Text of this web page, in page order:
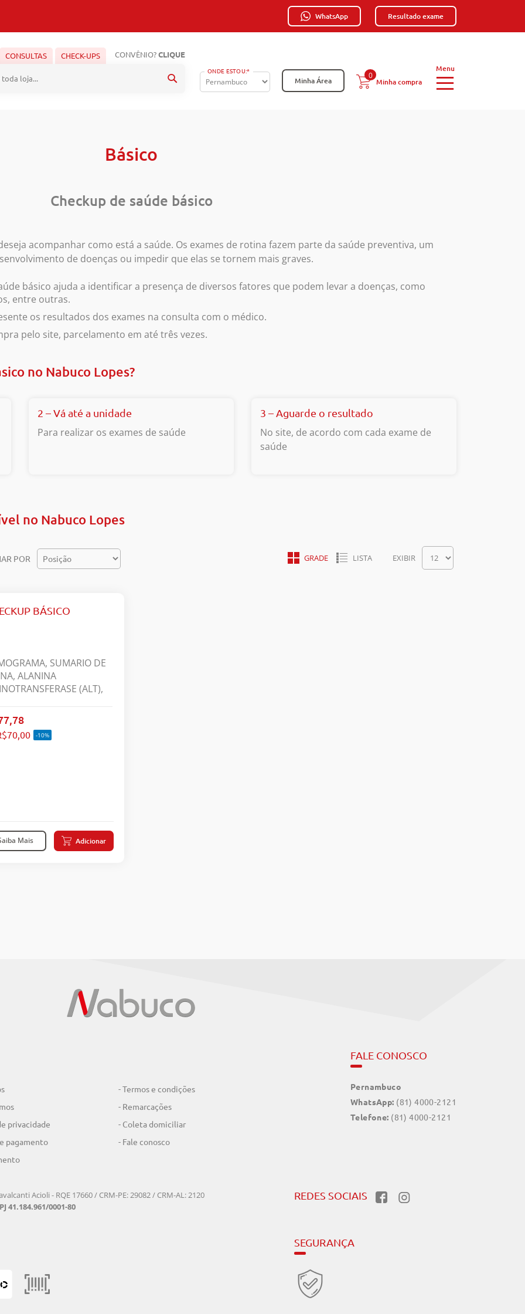
WhatsApp Resultado exame
0
Minha compra
Minha Área
ONDE ESTOU:*
CONSULTAS CHECK-UPS CONVÊNIO? CLIQUE
Pesquisa
Básico
Checkup de saúde básico
acompanhar como está a saúde. Os exames de rotina fazem parte da saúde preventiva, um
de doenças ou impedir que elas se tornem mais graves.
básico ajuda a identificar a presença de diversos fatores que podem levar a doenças, como
entre outras.
os resultados dos exames na consulta com o médico.
pelo site, parcelamento em até três vezes.
no Nabuco Lopes?
2 – Vá até a unidade
Para realizar os exames de saúde
3 – Aguarde o resultado
No site, de acordo com cada exame de
saúde
no Nabuco Lopes
EXIBIR
Ver
GRADE LISTA
POR
BÁSICO
SUMARIO DE
ALANINA
(ALT),
(AST),
UREIA, ACIDO
VITAMINA D,
-10%
Mais Adicionar
privacidade
pagamento
- Termos e condições
- Remarcações
- Coleta domiciliar
- Fale conosco
FALE CONOSCO
Pernambuco
WhatsApp: (81) 4000-2121
Telefone: (81) 4000-2121
Acioli - RQE 17660 / CRM-PE: 29082 / CRM-AL: 2120
41.184.961/0001-80
REDES SOCIAIS
SEGURANÇA